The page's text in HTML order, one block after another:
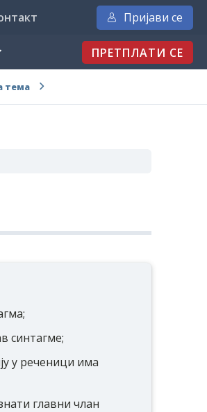
Пријави се
ПРЕТПЛАТИ СЕ
тема
синтагме;
у реченици има
главни члан